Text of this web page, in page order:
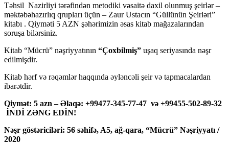
Təhsil Nazirliyi tərəfindən metodiki vəsaitə daxil olunmuş şeirlər –
məktəbəhazırlıq qrupları üçün – Zaur Ustacın “Güllünün Şeirləri”
kitabı . Qiyməti 5 AZN şəhərimizin əsas kitab mağazalarından
soruşa bilərsiniz.
Kitab “Mücrü” nəşriyyatının “Çoxbilmiş” uşaq seriyasında nəşr
edilmişdir.
Kitab hərf və rəqəmlər haqqında əyləncəli şeir və tapmacalardan
ibarətdir.
Qiymət: 5 azn – Əlaqə: +99477-345-77-47 və +99455-502-89-32
İNDİ ZƏNG EDİN!
Nəşr göstəriciləri: 56 səhifə, A5, ağ-qara, “Mücrü” Nəşriyyatı /
2020